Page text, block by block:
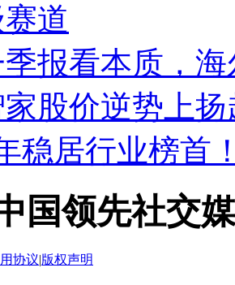
道
报看本质，
股价逆势上
稳居行业榜首
国领先社交
协议|版权声明